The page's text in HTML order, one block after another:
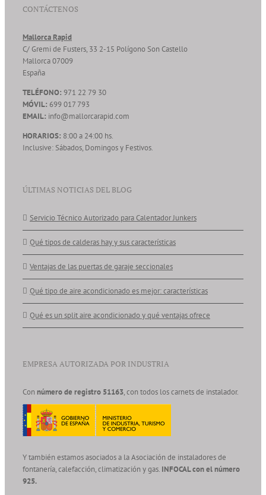
CONTÁCTENOS
Mallorca Rapid
C/ Gremi de Fusters, 33 2-15 Polígono Son Castello
Mallorca07009
España
TELÉFONO: 971 22 79 30
MÓVIL: 699 017 793
EMAIL: info@mallorcarapid.com
HORARIOS: 8:00 a 24:00 hs.
Inclusive: Sábados, Domingos y Festivos.
ÚLTIMAS NOTICIAS DEL BLOG
Servicio Técnico Autorizado para Calentador Junkers
Qué tipos de calderas hay y sus características
Ventajas de las puertas de garaje seccionales
Qué tipo de aire acondicionado es mejor: características
Qué es un split aire acondicionado y qué ventajas ofrece
EMPRESA AUTORIZADA POR INDUSTRIA
Con número de registro 51163, con todos los carnets de instalador.
Y también estamos asociados a la Asociación de instaladores de
fontanería, calefacción, climatización y gas. INFOCAL con el número
925.